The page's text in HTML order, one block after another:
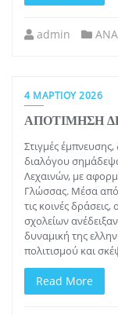
admin
4 ΜΑΡΤΊΟΥ 2026
ΑΠΟΤΙΜΗΣΗ
Στιγμές
διαλόγου
Λεχαινών, με
Γλώσσας. Μέσα από
τις κοινές
σχολείων
δυναμική της
πολιτισμού και
Read More